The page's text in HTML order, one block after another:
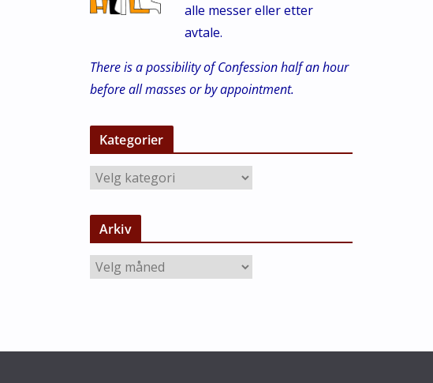
alle messer eller etter
avtale.
There is a possibility of Confession half an hour
before all masses or by appointment.
Kategorier
K
a
t
g
r
Arkiv
A
r